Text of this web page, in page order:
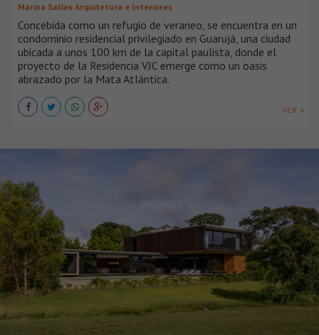
Marina Salles Arquitetura e Interiores
Concebida como un refugio de veraneo, se encuentra en un
condominio residencial privilegiado en Guarujá, una ciudad
ubicada a unos 100 km de la capital paulista, donde el
proyecto de la Residencia VJC emerge como un oasis
abrazado por la Mata Atlántica.
VER +